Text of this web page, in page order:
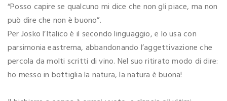
“Posso capire se qualcuno mi dice che non gli piace, ma non
può dire che non è buono”.
Per Josko l’Italico è il secondo linguaggio, e lo usa con
parsimonia eastrema, abbandonando l’aggettivazione che
percola da molti scritti di vino. Nel suo ritirato modo di dire:
ho messo in bottiglia la natura, la natura è buona!